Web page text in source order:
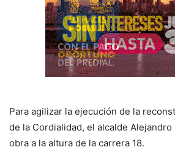
Para agilizar la ejecución de la
de la Cordialidad, el alcalde
obra a la altura de la carrera 18.